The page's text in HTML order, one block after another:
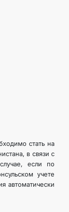
стать на
в связи с
если по
учете
автоматически